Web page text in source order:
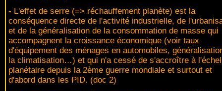
- L'effet de serre (=> réchauffement planète) est la
conséquence directe de l'activité industrielle, de
et de la généralisation de la consommation de masse qui
accompagnent la croissance économique (voir taux
d'équipement des ménages en automobiles,
la climatisation…) et qui n'a cessé de s'accroître à
planétaire depuis la 2ème guerre mondiale et surtout et
d'abord dans les PID. (doc 2)